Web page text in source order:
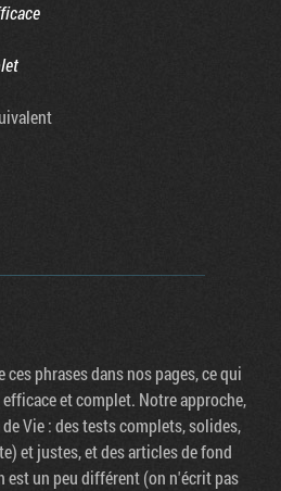
phrases dans nos pages, ce qui
et complet. Notre approche,
Vie : des tests complets, solides,
et justes, et des articles de fond
est un peu différent (on n'écrit pas